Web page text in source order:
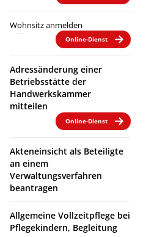
Wohnsitz anmelden
Online-Dienst
Adressänderung einer
Betriebsstätte der
Handwerkskammer
mitteilen
Online-Dienst
Akteneinsicht als Beteiligte
an einem
Verwaltungsverfahren
beantragen
Allgemeine Vollzeitpflege bei
Pflegekindern, Begleitung